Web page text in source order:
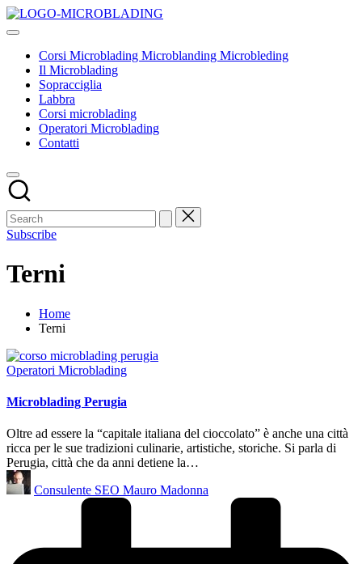
Skip
to
Microbleding
Tecniche
insegnamenti
base
Corsi Microblading Microblanding Microbleding
Il Microblading
Sopracciglia
Labbra
Corsi microblading
Operatori Microblading
Contatti
Subscribe
Terni
Home
Terni
Posted
Operatori Microblading
Microblading Perugia
Oltre ad essere la “capitale italiana del cioccolato” è anche una città
ricca per le sue tradizioni culinarie, artistiche, storiche. Si parla di
Perugia, città che da anni detiene la…
Posted
by
Consulente SEO Mauro Madonna